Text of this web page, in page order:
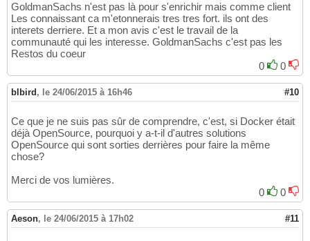
GoldmanSachs n'est pas là pour s'enrichir mais comme client
Les connaissant ca m'etonnerais tres tres fort. ils ont des
interets derriere. Et a mon avis c'est le travail de la
communauté qui les interesse. GoldmanSachs c'est pas les
Restos du coeur
0
0
blbird , le 24/06/2015 à 16h46 #10
Ce que je ne suis pas sûr de comprendre, c'est, si Docker était
déjà OpenSource, pourquoi y a-t-il d'autres solutions
OpenSource qui sont sorties derrières pour faire la même
chose?
Merci de vos lumières.
0
0
Aeson, le 24/06/2015 à 17h02 #11